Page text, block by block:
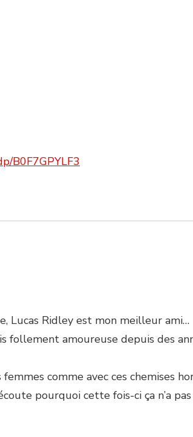
B0F7GPYLF3
Lucas Ridley est mon meilleur ami…
follement amoureuse depuis des
femmes comme avec ces
pourquoi cette fois-ci ça n’a